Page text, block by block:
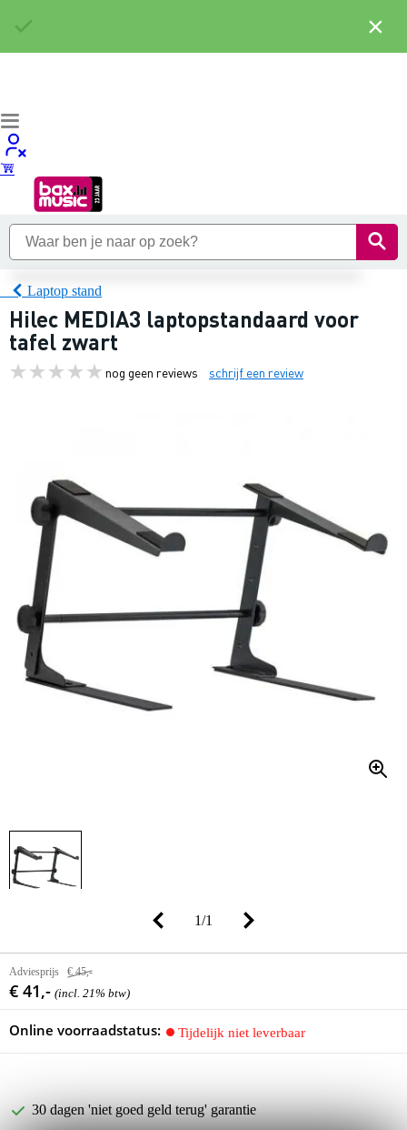
Laptop stand
Hilec MEDIA3 laptopstandaard voor
tafel zwart
nog geen reviews schrijf een review
1/1
Adviesprijs € 45,-
€ 41,- (incl. 21% btw)
Online voorraadstatus: Tijdelijk niet leverbaar
30 dagen 'niet goed geld terug' garantie
×